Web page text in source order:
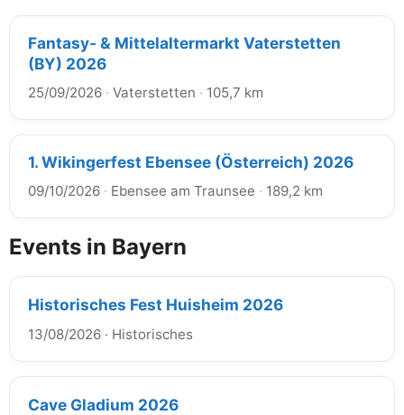
Fantasy- & Mittelaltermarkt Vaterstetten
(BY) 2026
25/09/2026 · Vaterstetten · 105,7 km
1. Wikingerfest Ebensee (Österreich) 2026
09/10/2026 · Ebensee am Traunsee · 189,2 km
Events in Bayern
Historisches Fest Huisheim 2026
13/08/2026 · Historisches
Cave Gladium 2026